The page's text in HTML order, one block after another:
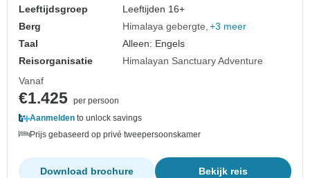
Leeftijdsgroep
Leeftijden 16+
Berg
Himalaya gebergte +3 meer
Taal
Alleen: Engels
Reisorganisatie
Himalayan Sanctuary Adventure
Vanaf
€1.425 per persoon
Aanmelden to unlock savings
Prijs gebaseerd op privé tweepersoonskamer
Bekijk reis
Download brochure